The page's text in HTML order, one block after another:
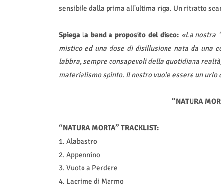
sensibile dalla prima all'ultima riga. Un ritratto
Spiega la band a proposito del disco: «La nostra
mistico ed una dose di disillusione nata da una
labbra, sempre consapevoli della quotidiana
materialismo spinto. Il nostro vuole essere un
“NATURA
“NATURA MORTA” TRACKLIST:
1. Alabastro
2. Appennino
3. Vuoto a Perdere
4. Lacrime di Marmo